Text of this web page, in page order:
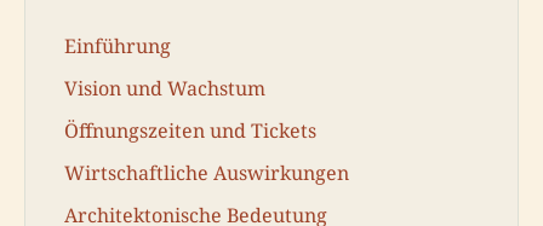
Einführung
Vision und Wachstum
Öffnungszeiten und Tickets
Wirtschaftliche Auswirkungen
Architektonische Bedeutung